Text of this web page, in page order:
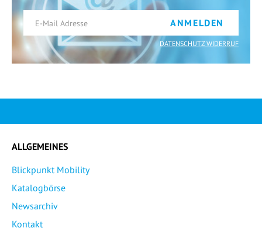
ANMELDEN
DATENSCHUTZ WIDERRUF
ALLGEMEINES
Blickpunkt Mobility
Katalogbörse
Newsarchiv
Kontakt